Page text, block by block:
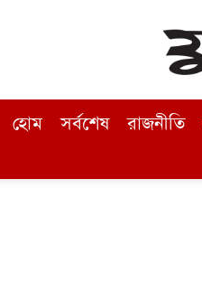
হোম সর্বশেষ রাজনীতি